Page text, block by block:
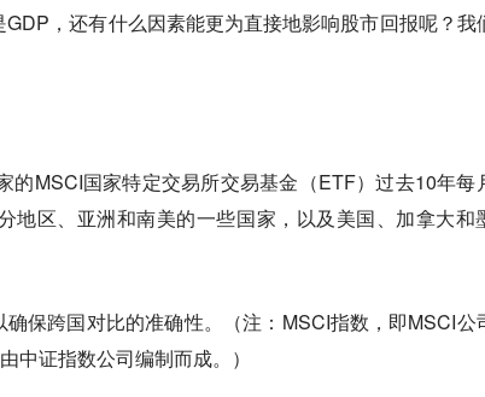
，还有什么因素能更为直接地影响股市回报呢？我
的MSCI国家特定交易所交易基金（ETF）过去10年每
地区、亚洲和南美的一些国家，以及美国、加拿大和
保跨国对比的准确性。（注：MSCI指数，即MSCI公
中证指数公司编制而成。）